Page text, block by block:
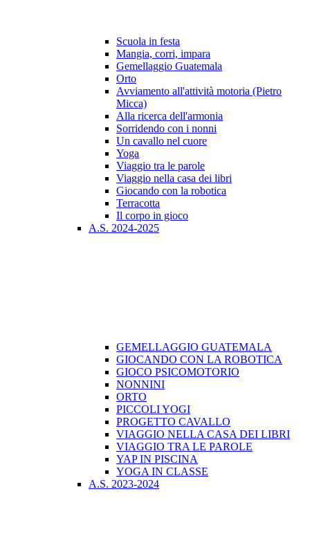
Scuola in festa
Mangia, corri, impara
Gemellaggio Guatemala
Orto
Avviamento all'attività motoria (Pietro
Micca)
Alla ricerca dell'armonia
Sorridendo con i nonni
Un cavallo nel cuore
Yoga
Viaggio tra le parole
Viaggio nella casa dei libri
Giocando con la robotica
Terracotta
Il corpo in gioco
A.S. 2024-2025
GEMELLAGGIO GUATEMALA
GIOCANDO CON LA ROBOTICA
GIOCO PSICOMOTORIO
NONNINI
ORTO
PICCOLI YOGI
PROGETTO CAVALLO
VIAGGIO NELLA CASA DEI LIBRI
VIAGGIO TRA LE PAROLE
YAP IN PISCINA
YOGA IN CLASSE
A.S. 2023-2024